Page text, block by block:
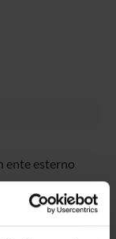
ente esterno